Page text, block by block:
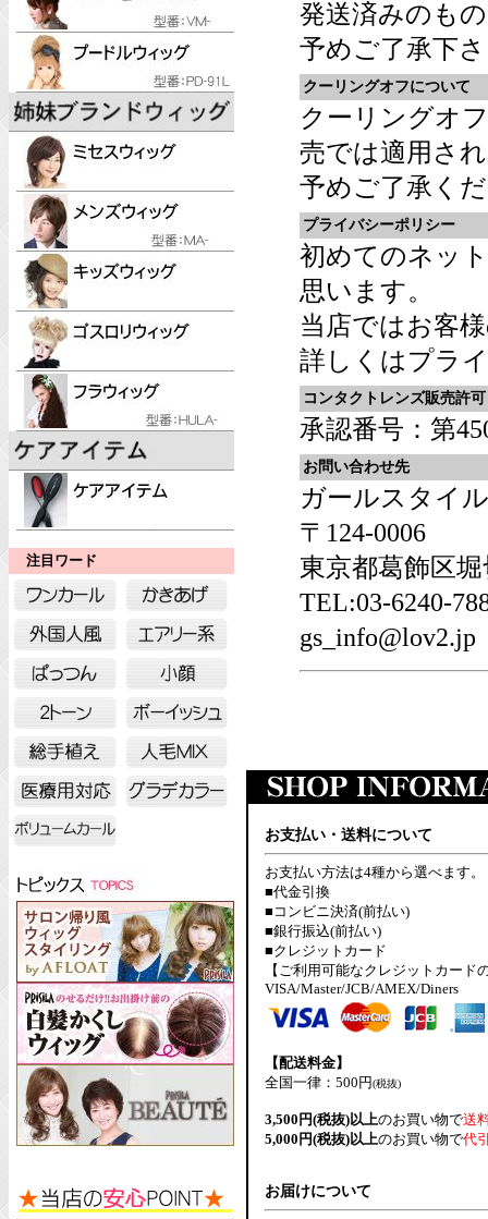
注目ワード
発送済みのも
予めご了承下
クーリングオフについて
クーリングオ
売では適用さ
予めご了承く
プライバシーポリシー
初めてのネッ
思います。
当店ではお客
詳しくはプラ
コンタクトレンズ販売許可
承認番号：第
お問い合わせ先
ガールスタイ
〒124-0006
東京都葛飾区堀
TEL:03-6240-
gs_info@lov2.jp
お支払い・送料について
お支払い方法は4種から選べます。
■代金引換
■コンビニ決済(前払い)
■銀行振込(前払い)
■クレジットカード
【ご利用可能なクレジットカード
VISA/Master/JCB/AMEX/Diners
【配送料金】
全国一律：500円(税抜)
3,500円(税抜)以上のお買い物で送
5,000円(税抜)以上のお買い物で代
お届けについて